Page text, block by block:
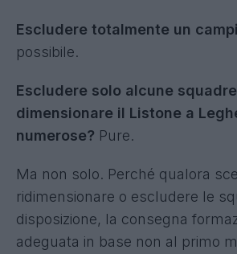
Escludere totalmente un
possibile.
Escludere solo alcune
dimensionare il Listone a
numerose? Pure.
Ma non solo. Perché qualora
ridimensionare o escludere le
disposizione, la consegna
adeguata in base non al primo